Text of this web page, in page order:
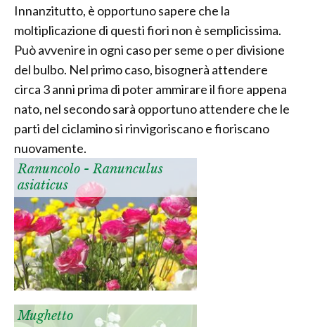
Innanzitutto, è opportuno sapere che la
moltiplicazione di questi fiori non è semplicissima.
Può avvenire in ogni caso per seme o per divisione
del bulbo. Nel primo caso, bisognerà attendere
circa 3 anni prima di poter ammirare il fiore appena
nato, nel secondo sarà opportuno attendere che le
parti del ciclamino si rinvigoriscano e fioriscano
nuovamente.
Ranuncolo - Ranunculus
asiaticus
Mughetto